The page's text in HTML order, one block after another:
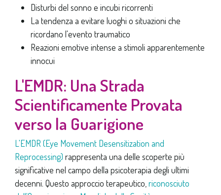
Disturbi del sonno e incubi ricorrenti
La tendenza a evitare luoghi o situazioni che
ricordano l'evento traumatico
Reazioni emotive intense a stimoli apparentemente
innocui
L'EMDR: Una Strada
Scientificamente Provata
verso la Guarigione
L'EMDR (Eye Movement Desensitization and
Reprocessing) rappresenta una delle scoperte più
significative nel campo della psicoterapia degli ultimi
decenni. Questo approccio terapeutico, riconosciuto